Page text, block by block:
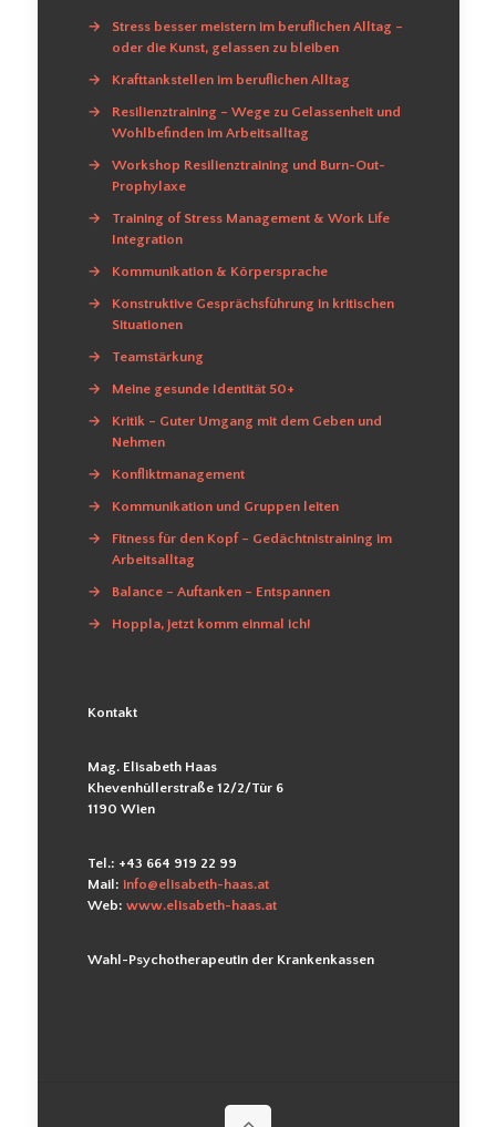
→
Stress besser meistern im beruflichen Alltag –
oder die Kunst, gelassen zu bleiben
→ Krafttankstellen im beruflichen Alltag
→
Resilienztraining – Wege zu Gelassenheit und
Wohlbefinden im Arbeitsalltag
→
Workshop Resilienztraining und Burn-Out-
Prophylaxe
→
Training of Stress Management & Work Life
Integration
→ Kommunikation & Körpersprache
→
Konstruktive Gesprächsführung in kritischen
Situationen
→ Teamstärkung
→ Meine gesunde Identität 50+
→
Kritik – Guter Umgang mit dem Geben und
Nehmen
→ Konfliktmanagement
→ Kommunikation und Gruppen leiten
→
Fitness für den Kopf – Gedächtnistraining im
Arbeitsalltag
→ Balance – Auftanken – Entspannen
→ Hoppla, jetzt komm einmal ich!
Kontakt
Mag. Elisabeth Haas
Khevenhüllerstraße 12/2/Tür 6
1190 Wien
Tel.: +43 664 919 22 99
Mail: info@elisabeth-haas.at
Web: www.elisabeth-haas.at
Wahl-Psychotherapeutin der Krankenkassen